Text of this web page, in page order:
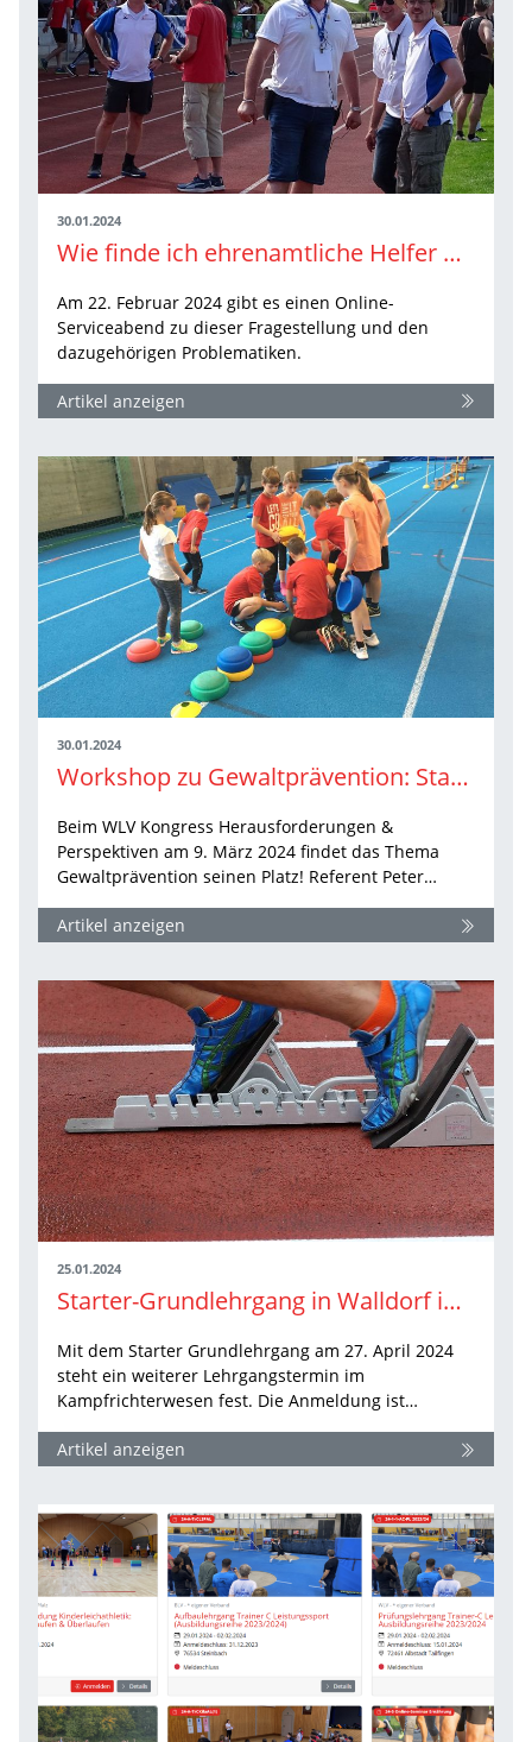
30.01.2024
Wie finde ich ehrenamtliche Helfer und Mitglieder?
Am 22. Februar 2024 gibt es einen Online-
Serviceabend zu dieser Fragestellung und den
dazugehörigen Problematiken.
Artikel anzeigen
30.01.2024
Workshop zu Gewaltprävention: Starke Kinder, selbstsichere Jugendliche
Beim WLV Kongress Herausforderungen &
Perspektiven am 9. März 2024 findet das Thema
Gewaltprävention seinen Platz! Referent Peter…
Artikel anzeigen
25.01.2024
Starter-Grundlehrgang in Walldorf im April terminiert
Mit dem Starter Grundlehrgang am 27. April 2024
steht ein weiterer Lehrgangstermin im
Kampfrichterwesen fest. Die Anmeldung ist…
Artikel anzeigen